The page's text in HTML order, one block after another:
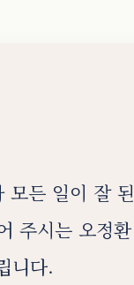
모든 일이 잘
주시는 오정환
니다.